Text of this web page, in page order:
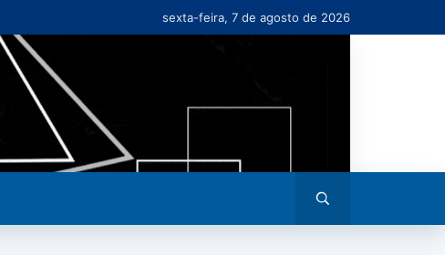
sexta-feira, 7 de agosto de 2026
busca